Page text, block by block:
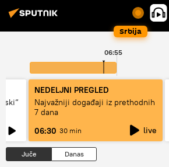
Srbija
06:55
NEDELJNI PREGLED
Najvažniji događaji iz prethodnih
7 dana
06:30 30 min live
Juče Danas